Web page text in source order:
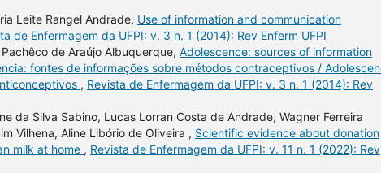
Leite Rangel Andrade, Use of information and communication
de Enfermagem da UFPI: v. 3 n. 1 (2014): Rev Enferm UFPI
de Araújo Albuquerque, Adolescence: sources of information
fontes de informações sobre métodos contraceptivos /
, Revista de Enfermagem da UFPI: v. 3 n. 1 (2014): Rev
da Silva Sabino, Lucas Lorran Costa de Andrade, Wagner Ferreira
Vilhena, Aline Libório de Oliveira , Scientific evidence about donation
milk at home , Revista de Enfermagem da UFPI: v. 11 n. 1 (2022): Rev